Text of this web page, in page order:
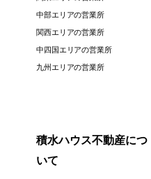
中部エリアの営業所
関西エリアの営業所
中四国エリアの営業所
九州エリアの営業所
積水ハウス不動産につ
いて